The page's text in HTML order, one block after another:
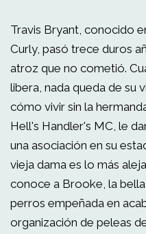
Travis Bryant, conocido
Curly, pasó trece duros
atroz que no cometió.
libera, nada queda de su
cómo vivir sin la
Hell's Handler's MC, le
una asociación en su
vieja dama es lo más
conoce a Brooke, la
perros empeñada en
organización de peleas